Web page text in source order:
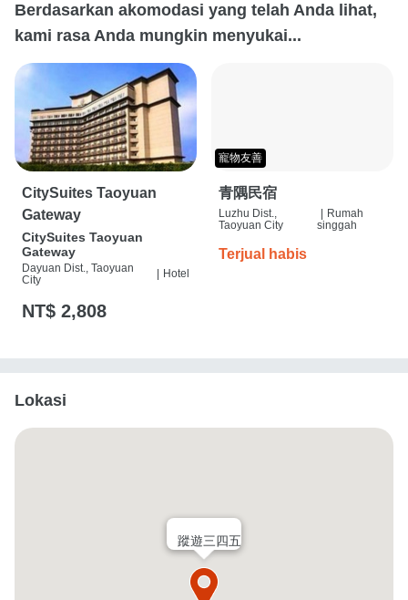
Berdasarkan akomodasi yang telah Anda lihat,
kami rasa Anda mungkin menyukai...
CitySuites Taoyuan
Gateway
CitySuites Taoyuan
Gateway
Dayuan Dist., Taoyuan
City
Hotel
NT$ 2,808
寵物友善
青隅民宿
Luzhu Dist.,
Taoyuan City
| Rumah
singgah
Terjual habis
Lokasi
蹤遊三四五